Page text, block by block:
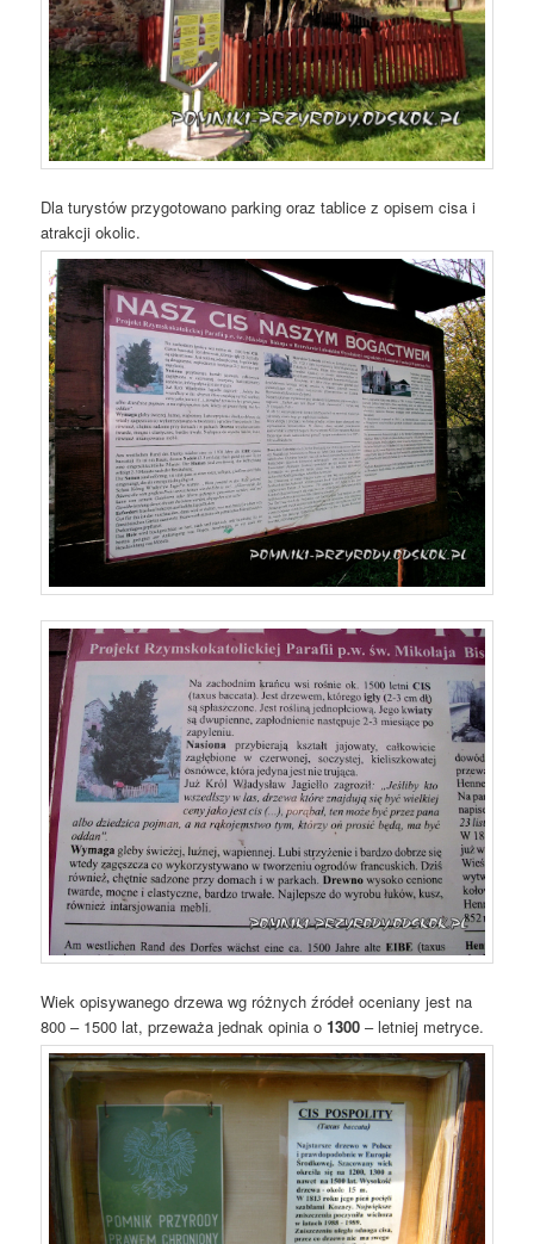
Dla turystów przygotowano parking oraz tablice z opisem cisa i
atrakcji okolic.
Wiek opisywanego drzewa wg różnych źródeł oceniany jest na
800 – 1500 lat, przeważa jednak opinia o1300 – letniej metryce.